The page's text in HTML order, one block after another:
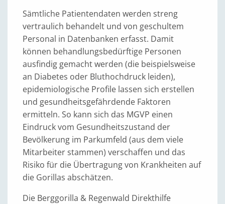
Sämtliche Patientendaten werden streng
vertraulich behandelt und von geschultem
Personal in Datenbanken erfasst. Damit
können behandlungsbedürftige Personen
ausfindig gemacht werden (die beispielsweise
an Diabetes oder Bluthochdruck leiden),
epidemiologische Profile lassen sich erstellen
und gesundheitsgefährdende Faktoren
ermitteln. So kann sich das MGVP einen
Eindruck vom Gesundheitszustand der
Bevölkerung im Parkumfeld (aus dem viele
Mitarbeiter stammen) verschaffen und das
Risiko für die Übertragung von Krankheiten auf
die Gorillas abschätzen.
Die Berggorilla & Regenwald Direkthilfe